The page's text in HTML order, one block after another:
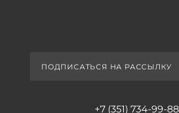
ПОДПИСАТЬСЯ НА РАССЫЛКУ
+7 (351) 734-99-88